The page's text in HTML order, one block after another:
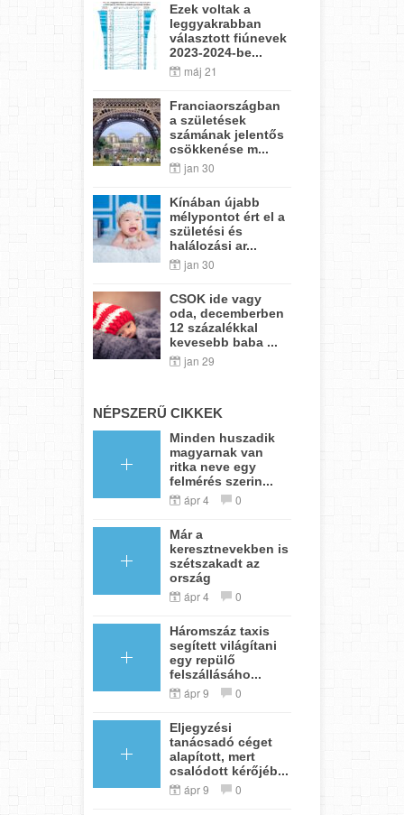
Ezek voltak a
leggyakrabban
választott fiúnevek
2023-2024-be...
máj 21
Franciaországban
a születések
számának jelentős
csökkenése m...
jan 30
Kínában újabb
mélypontot ért el a
születési és
halálozási ar...
jan 30
CSOK ide vagy
oda, decemberben
12 százalékkal
kevesebb baba ...
jan 29
NÉPSZERŰ CIKKEK
Minden huszadik
magyarnak van
ritka neve egy
felmérés szerin...
ápr 4 0
Már a
keresztnevekben is
szétszakadt az
ország
ápr 4 0
Háromszáz taxis
segített világítani
egy repülő
felszállásáho...
ápr 9 0
Eljegyzési
tanácsadó céget
alapított, mert
csalódott kérőjéb...
ápr 9 0